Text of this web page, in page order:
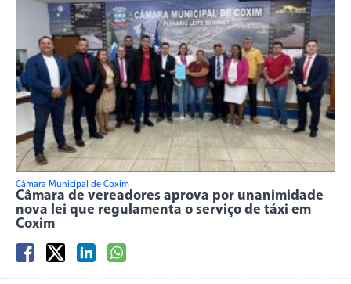
Câmara Municipal de Coxim
Câmara de vereadores aprova por unanimidade
nova lei que regulamenta o serviço de táxi em
Coxim